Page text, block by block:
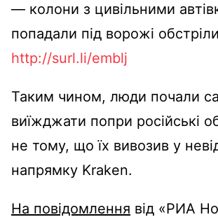
— колони з цивільними
попадали під ворожі
http://surl.li/emblj
Таким чином, люди почали
виїжджати попри російські
не тому, що їх вивозив у
напрямку Kraken.
На повідомлення від «РИА